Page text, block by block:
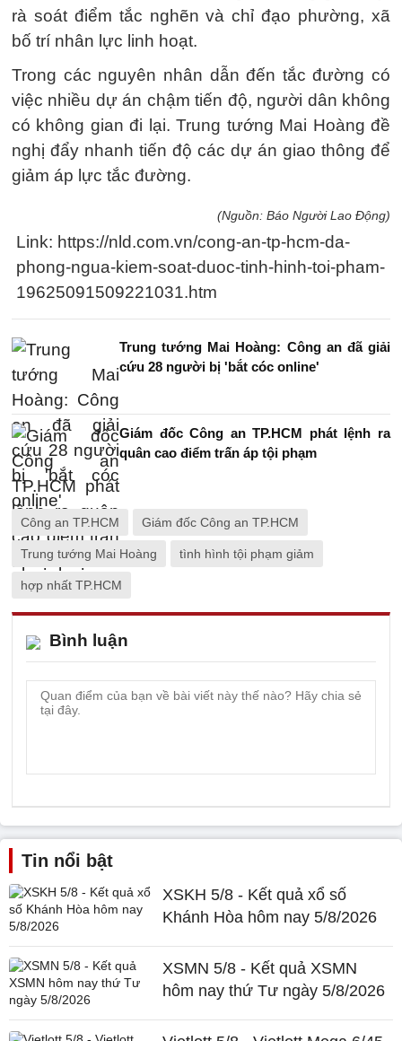
rà soát điểm tắc nghẽn và chỉ đạo phường, xã
bố trí nhân lực linh hoạt.
Trong các nguyên nhân dẫn đến tắc đường có
việc nhiều dự án chậm tiến độ, người dân không
có không gian đi lại. Trung tướng Mai Hoàng đề
nghị đẩy nhanh tiến độ các dự án giao thông để
giảm áp lực tắc đường.
(Nguồn: Báo Người Lao Động)
Link: https://nld.com.vn/cong-an-tp-hcm-da-
phong-ngua-kiem-soat-duoc-tinh-hinh-toi-pham-
19625091509221031.htm
Trung tướng Mai Hoàng: Công an đã giải
cứu 28 người bị 'bắt cóc online'
Giám đốc Công an TP.HCM phát lệnh ra
quân cao điểm trấn áp tội phạm
Công an TP.HCM Giám đốc Công an TP.HCM
Trung tướng Mai Hoàng tình hình tội phạm giảm
hợp nhất TP.HCM
Bình luận
Tin nổi bật
XSKH 5/8 - Kết quả xổ số
Khánh Hòa hôm nay 5/8/2026
XSMN 5/8 - Kết quả XSMN
hôm nay thứ Tư ngày 5/8/2026